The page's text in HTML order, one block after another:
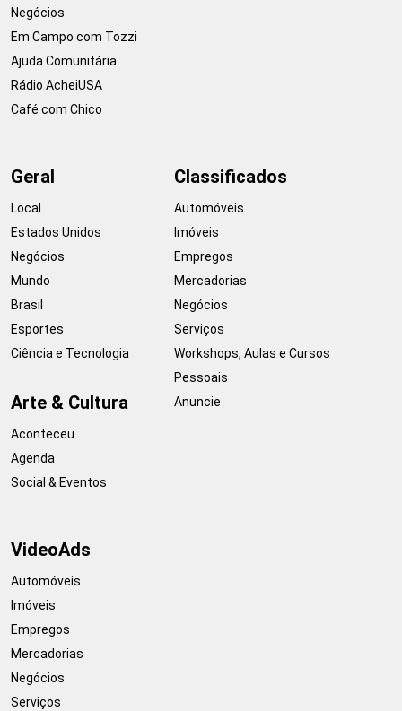
Negócios
Em Campo com Tozzi
Ajuda Comunitária
Rádio AcheiUSA
Café com Chico
Geral
Local
Estados Unidos
Negócios
Mundo
Brasil
Esportes
Ciência e Tecnologia
Arte & Cultura
Aconteceu
Agenda
Social & Eventos
Classificados
Automóveis
Imóveis
Empregos
Mercadorias
Negócios
Serviços
Workshops, Aulas e Cursos
Pessoais
Anuncie
VideoAds
Automóveis
Imóveis
Empregos
Mercadorias
Negócios
Serviços